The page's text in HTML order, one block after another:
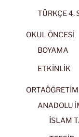
TÜRKÇE 4.
OKUL ÖNCESİ
BOYAMA
ETKİNLİK
ANADOLU
İSLAM